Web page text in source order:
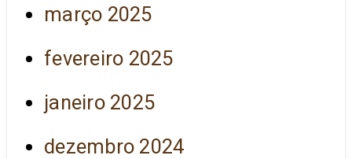
março 2025
fevereiro 2025
janeiro 2025
dezembro 2024